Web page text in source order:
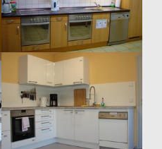
Show larger version